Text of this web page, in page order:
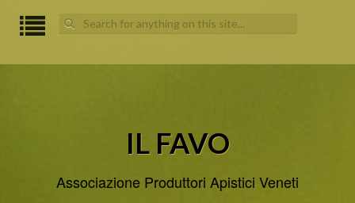
Search
for:
IL FAVO
Associazione Produttori Apistici Veneti